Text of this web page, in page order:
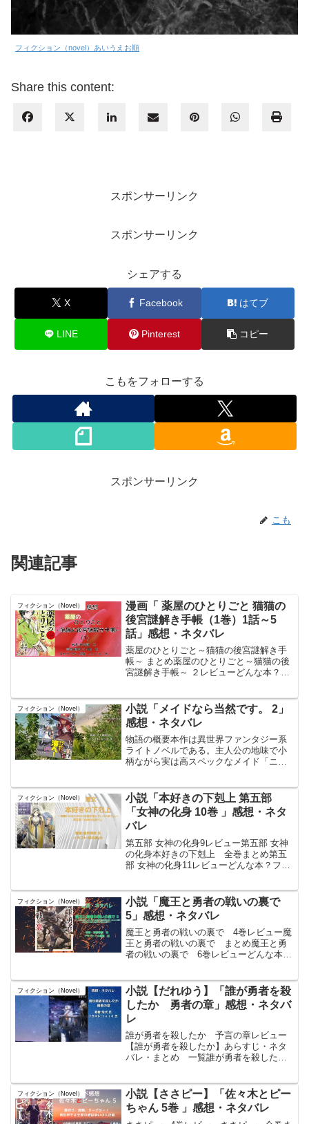
フィクション（novel）あいうえお順
Share this content:
スポンサーリンク
スポンサーリンク
シェアする
X Facebook はてブ
LINE Pinterest コピー
こもをフォローする
スポンサーリンク
こも
関連記事
フィクション（Novel）
漫画「 薬屋のひとりごと 猫猫の
後宮謎解き手帳（1巻）1話～5
話」感想・ネタバレ
薬屋のひとりごと～猫猫の後宮謎解き手
帳～ まとめ薬屋のひとりごと～猫猫の後
宮謎解き手帳～ ２レビューどんな本？
を舞台に、薬学の専門知識で事件の謎を
解く少女・猫猫（マオ...
フィクション（Novel）
小説「メイドなら当然です。 2」
感想・ネタバレ
物語の概要本作は異世界ファンタジー系
ライトノベルである。主人公の地味で小
柄ながら実は高スペックなメイド「ニ
るところから物語が始まった。第２巻で
は、ニナが魔導士のエミリや...
フィクション（Novel）
小説「本好きの下剋上 第五部
「女神の化身 10巻 」感想・ネタ
バレ
第五部 女神の化身9レビュー第五部 女神
の化身本好きの下剋上 全巻まとめ第五
部 女神の化身11レビューどんな本？フェ
神」のようなゲオルギーネに関する密告
があったことで粛清...
フィクション（Novel）
小説「魔王と勇者の戦いの裏で
5」感想・ネタバレ
魔王と勇者の戦いの裏で 4巻レビュー魔
王と勇者の戦いの裏で まとめ魔王と勇
者の戦いの裏で 6巻レビューどんな本？
立ったあとの国内お留守番（内政と防衛
戦）が俺のお仕事です...
フィクション（Novel）
小説【だれゆう】「誰が勇者を殺
したか 勇者の章」感想・ネタバ
レ
誰が勇者を殺したか 予言の章レビュー
【誰が勇者を殺したか】あらすじ・ネタ
バレ・まとめ 一覧誰が勇者を殺した
したファンタジー×ミステリー小説であ
る。慰霊祭の最中、かつて旅の...
フィクション（Novel）
小説【ささピー】「佐々木とピー
ちゃん 5巻 」感想・ネタバレ